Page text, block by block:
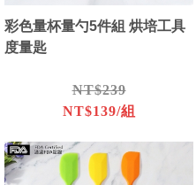
彩色量杯量勺5件組 烘培工具
度量匙
NT$239
NT$139/組